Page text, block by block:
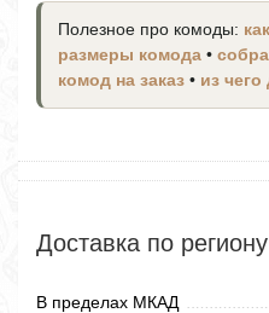
Полезное про комоды:
размеры комода •
комод на заказ • из
Доставка по региону
В пределах МКАД